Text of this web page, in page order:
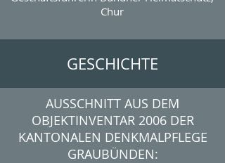
Chur
GESCHICHTE
AUSSCHNITT AUS DEM
OBJEKTINVENTAR 2006 DER
KANTONALEN DENKMALPFLEGE
GRAUBÜNDEN: